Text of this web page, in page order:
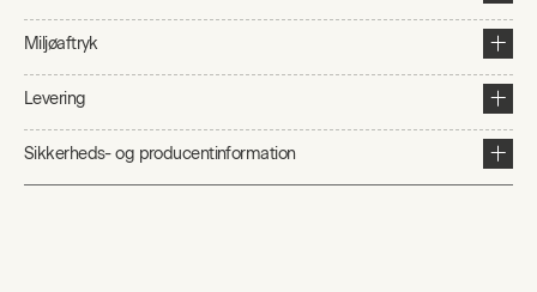
Miljøaftryk
Levering
Sikkerheds- og producentinformation